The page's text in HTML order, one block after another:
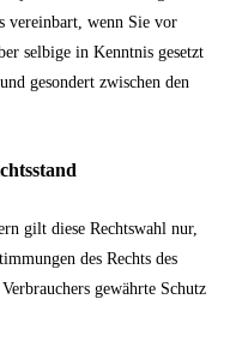
vereinbart, wenn Sie vor
selbige in Kenntnis gesetzt
gesondert zwischen den
gilt diese Rechtswahl nur,
des Rechts des
gewährte Schutz